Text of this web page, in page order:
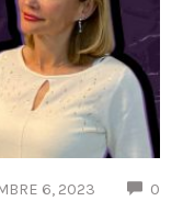
6, 2023 0